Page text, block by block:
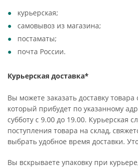
курьерская;
самовывоз из магазина;
постаматы;
почта России.
Курьерская доставка*
Вы можете заказать доставку
который прибудет по указанному
субботу с 9.00 до 19.00. Курьерская
поступления товара на склад,
выбрать удобное время доставки.
Вы вскрываете упаковку при